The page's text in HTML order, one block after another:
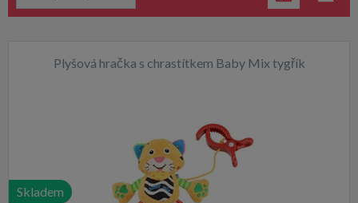
Plyšová hračka s chrastítkem Baby Mix tygřík
Skladem